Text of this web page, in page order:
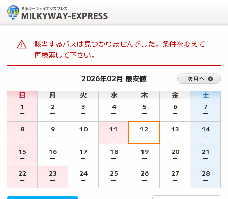
該当するバスは見つかりませんでした。条件を変えて
再検索して下さい。
2026年02月 最安値
日
月 火 水 木 金 土
1
－
2
－
3
－
4
－
5
－
6
－
7
－
8
－
9
－
10
－
11
－
12
－
13
－
14
－
15
－
16
－
17
－
18
－
19
－
20
－
21
－
22
－
23
－
24
－
25
－
26
－
27
－
28
－